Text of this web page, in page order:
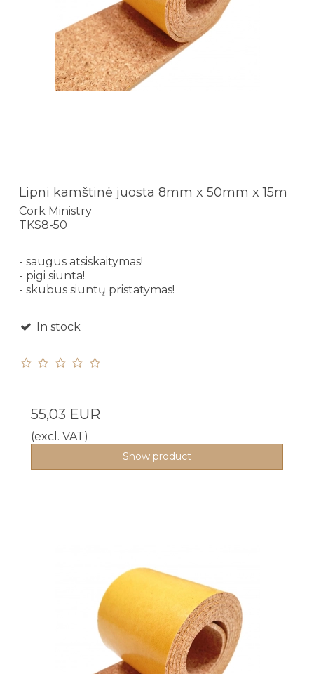
Lipni kamštinė juosta 8mm x 50mm x 15m
Cork Ministry
TKS8-50
- saugus atsiskaitymas!
- pigi siunta!
- skubus siuntų pristatymas!
In stock
55,03 EUR
(excl. VAT)
Show product